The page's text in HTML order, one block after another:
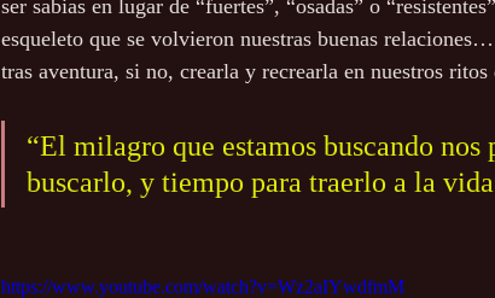
ser sabias en lugar de “fuertes”, “osadas” o
esqueleto que se volvieron nuestras buenas
tras aventura, si no, crearla y recrearla en nuestros ritos
“El milagro que estamos buscando
buscarlo, y tiempo para traerlo a la
https://www.youtube.com/watch?v=Wz2aIYwdfmM